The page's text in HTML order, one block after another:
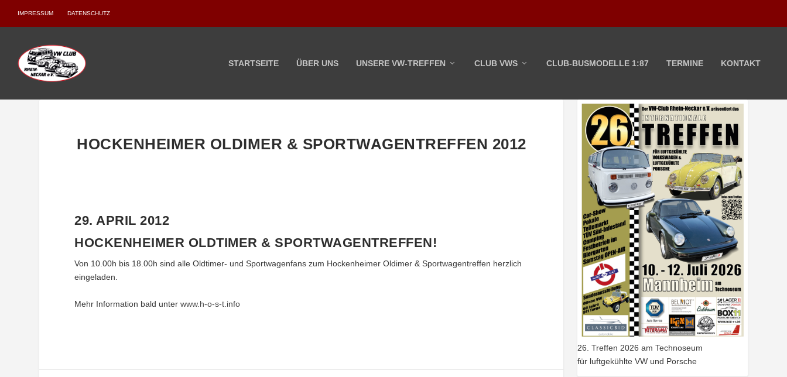
IMPRESSUM DATENSCHUTZ
STARTSEITE ÜBER UNS UNSERE VW-TREFFEN CLUB VWS CLUB-BUSMODELLE 1:87 TERMINE KONTAKT
HOCKENHEIMER OLDIMER & SPORTWAGENTREFFEN 2012
29. APRIL 2012
HOCKENHEIMER OLDTIMER & SPORTWAGENTREFFEN!
Von 10.00h bis 18.00h sind alle Oldtimer- und Sportwagenfans zum Hockenheimer Oldimer & Sportwagentreffen herzlich
eingeladen.
Mehr Information bald unterwww.h-o-s-t.info
26. Treffen 2026 am Technoseum
für luftgekühlte VW und Porsche